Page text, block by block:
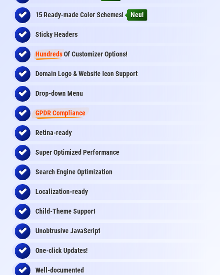
15 Ready-made Color Schemes! Neu!
Sticky Headers
HundredsOf Customizer Options!
Domain Logo & Website Icon Support
Drop-down Menu
GPDR Compliance
Retina-ready
Super Optimized Performance
Search Engine Optimization
Localization-ready
Child-Theme Support
Unobtrusive JavaScript
One-click Updates!
Well-documented